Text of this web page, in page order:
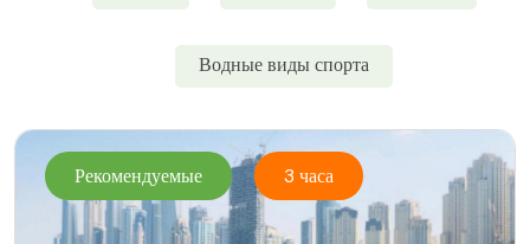
Водные виды спорта
Рекомендуемые 3 часа